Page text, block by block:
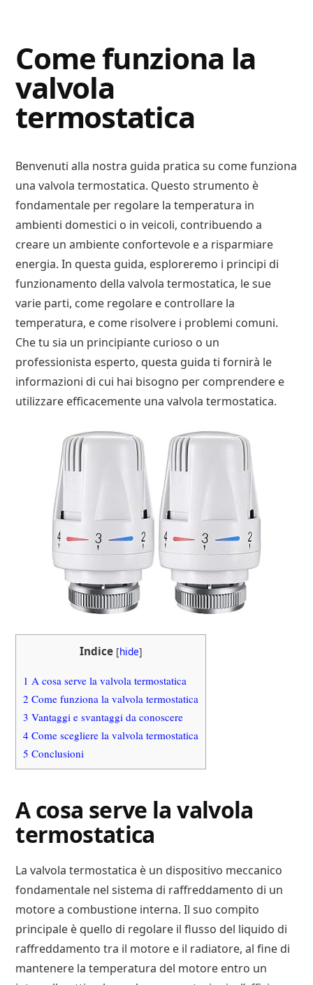
Advisory
Come funziona la
valvola
termostatica
Benvenuti alla nostra guida pratica su come funziona
una valvola termostatica. Questo strumento è
fondamentale per regolare la temperatura in
ambienti domestici o in veicoli, contribuendo a
creare un ambiente confortevole e a risparmiare
energia. In questa guida, esploreremo i principi di
funzionamento della valvola termostatica, le sue
varie parti, come regolare e controllare la
temperatura, e come risolvere i problemi comuni.
Che tu sia un principiante curioso o un
professionista esperto, questa guida ti fornirà le
informazioni di cui hai bisogno per comprendere e
utilizzare efficacemente una valvola termostatica.
Indice [hide]
1 A cosa serve la valvola termostatica
2 Come funziona la valvola termostatica
3 Vantaggi e svantaggi da conoscere
4 Come scegliere la valvola termostatica
5 Conclusioni
A cosa serve la valvola
termostatica
La valvola termostatica è un dispositivo meccanico
fondamentale nel sistema di raffreddamento di un
motore a combustione interna. Il suo compito
principale è quello di regolare il flusso del liquido di
raffreddamento tra il motore e il radiatore, al fine di
mantenere la temperatura del motore entro un